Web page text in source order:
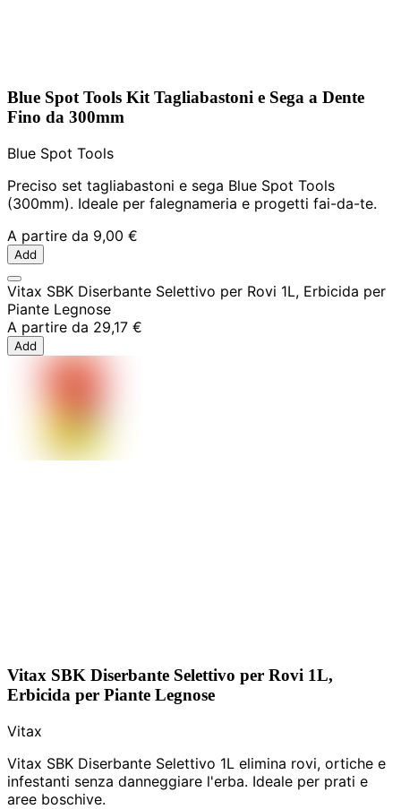
Blue Spot Tools Kit Tagliabastoni e Sega a Dente
Fino da 300mm
Blue Spot Tools
Preciso set tagliabastoni e sega Blue Spot Tools
(300mm). Ideale per falegnameria e progetti fai-da-te.
A partire da 9,00 €
Add
Vitax SBK Diserbante Selettivo per Rovi 1L, Erbicida per
Piante Legnose
A partire da 29,17 €
Add
Vitax SBK Diserbante Selettivo per Rovi 1L,
Erbicida per Piante Legnose
Vitax
Vitax SBK Diserbante Selettivo 1L elimina rovi, ortiche e
infestanti senza danneggiare l'erba. Ideale per prati e
aree boschive.